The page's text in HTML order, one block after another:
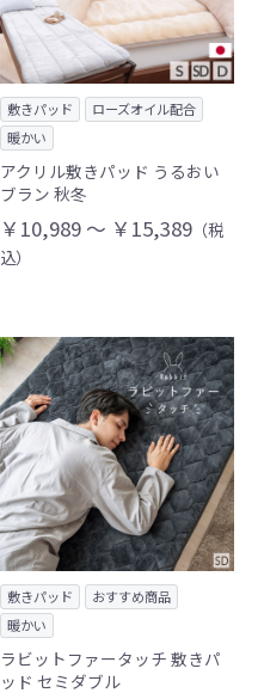
敷きパッド
ローズオイル配合
暖かい
アクリル敷きパッド うるおい
ブラン 秋冬
￥10,989 ～ ￥15,389 （税
込）
敷きパッド
おすすめ商品
暖かい
ラビットファータッチ 敷きパ
ッド セミダブル